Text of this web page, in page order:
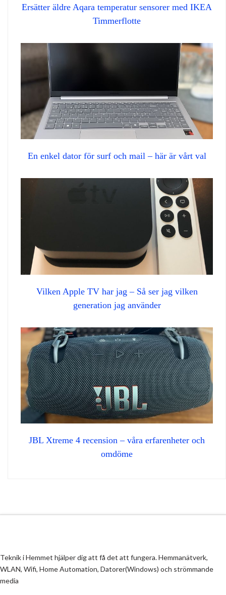
Ersätter äldre Aqara temperatur sensorer med IKEA
Timmerflotte
En enkel dator för surf och mail – här är vårt val
Vilken Apple TV har jag – Så ser jag vilken
generation jag använder
JBL Xtreme 4 recension – våra erfarenheter och
omdöme
Teknik i Hemmet hjälper dig att få det att fungera. Hemmanätverk,
WLAN, Wifi, Home Automation, Datorer(Windows) och strömmande
media